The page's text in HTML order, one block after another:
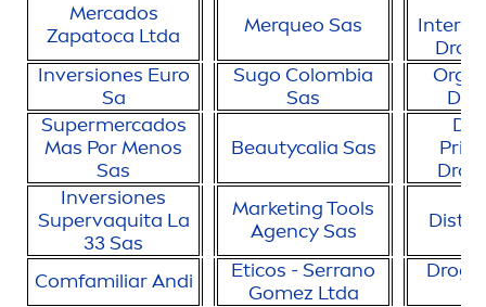
Mercados
Zapatoca Ltda
Merqueo Sas
Inversiones Euro
Sa
Sugo Colombia
Sas
Supermercados
Mas PorMenos
Sas
Beautycalia Sas
Inversiones
Supervaquita La
33 Sas
Marketing Tools
Agency Sas
Comfamiliar Andi
Eticos - Serrano
Gomez Ltda